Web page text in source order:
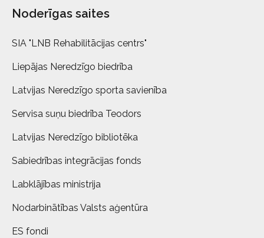
Noderīgas saites
SIA "LNB Rehabilitācijas centrs"
Liepājas Neredzīgo biedrība
Latvijas Neredzīgo sporta savienība
Servisa suņu biedrība Teodors
Latvijas Neredzīgo bibliotēka
Sabiedrības integrācijas fonds
Labklājības ministrija
Nodarbinātības Valsts aģentūra
ES fondi